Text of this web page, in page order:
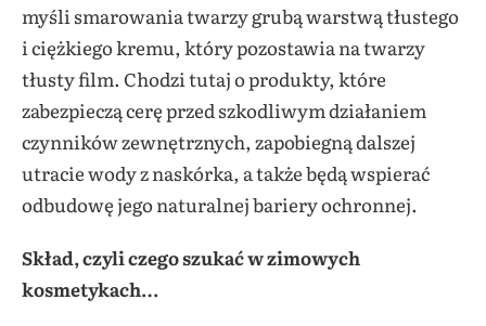
myśli smarowania twarzy grubą warstwą tłustego
i ciężkiego kremu, który pozostawia na twarzy
tłusty film. Chodzi tutaj o produkty, które
zabezpieczą cerę przed szkodliwym działaniem
czynników zewnętrznych, zapobiegną dalszej
utracie wody z naskórka, a także będą wspierać
odbudowę jego naturalnej bariery ochronnej.
Skład, czyli czego szukać w zimowych
kosmetykach…